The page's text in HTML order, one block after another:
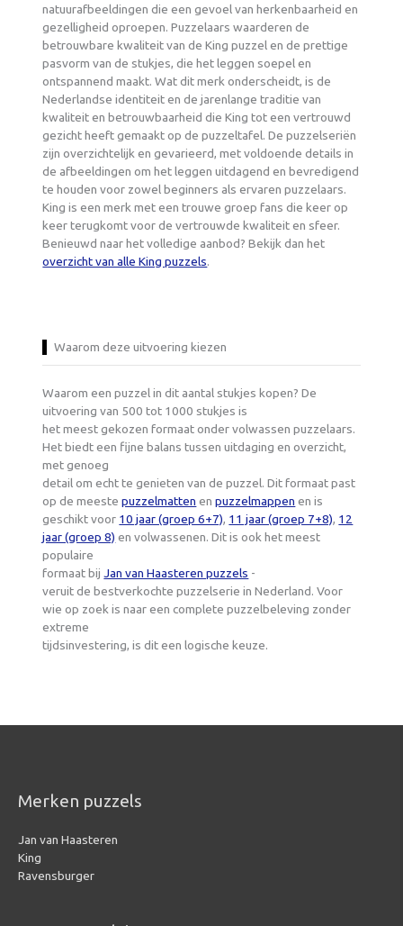
natuurafbeeldingen die een gevoel van herkenbaarheid en
gezelligheid oproepen. Puzzelaars waarderen de
betrouwbare kwaliteit van de King puzzel en de prettige
pasvorm van de stukjes, die het leggen soepel en
ontspannend maakt. Wat dit merk onderscheidt, is de
Nederlandse identiteit en de jarenlange traditie van
kwaliteit en betrouwbaarheid die King tot een vertrouwd
gezicht heeft gemaakt op de puzzeltafel. De puzzelseriën
zijn overzichtelijk en gevarieerd, met voldoende details in
de afbeeldingen om het leggen uitdagend en bevredigend
te houden voor zowel beginners als ervaren puzzelaars.
King is een merk met een trouwe groep fans die keer op
keer terugkomt voor de vertrouwde kwaliteit en sfeer.
Benieuwd naar het volledige aanbod? Bekijk dan het
overzicht van alle King puzzels.
Waarom deze uitvoering kiezen
Waarom een puzzel in dit aantal stukjes kopen? De
uitvoering van 500 tot 1000 stukjes is
het meest gekozen formaat onder volwassen puzzelaars.
Het biedt een fijne balans tussen uitdaging en overzicht,
met genoeg
detail om echt te genieten van de puzzel. Dit formaat past
op de meestepuzzelmatten enpuzzelmappen en is
geschikt voor 10 jaar (groep 6+7), 11 jaar (groep 7+8), 12
jaar (groep 8) en volwassenen. Dit is ook het meest
populaire
formaat bijJan van Haasteren puzzels -
veruit de bestverkochte puzzelserie in Nederland. Voor
wie op zoek is naar een complete puzzelbeleving zonder
extreme
tijdsinvestering, is dit een logische keuze.
Merken puzzels
Jan van Haasteren
King
Ravensburger